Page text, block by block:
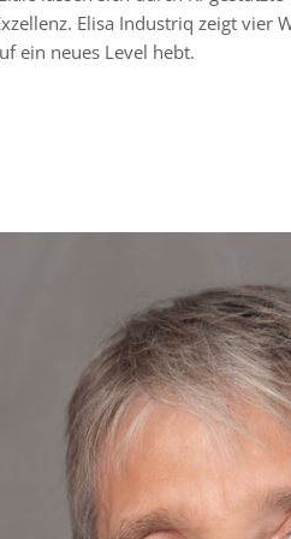
Elisa Industriq zeigt vier
ein neues Level hebt.